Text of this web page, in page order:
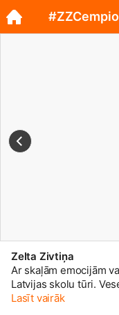
Zelta Zivtiņa
Ar skaļām emocijām
Latvijas skolu tūri.
kopā ar mūziķiem,
Lasīt vairāk